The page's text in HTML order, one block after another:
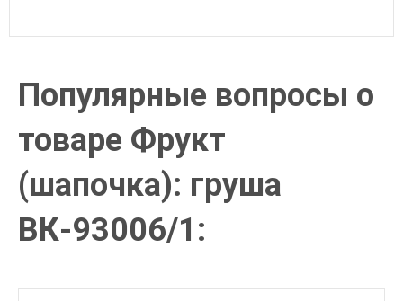
Популярные вопросы о
товаре Фрукт
(шапочка): груша
ВК-93006/1: